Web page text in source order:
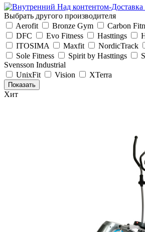
Выбрать другого производителя
Aerofit
Bronze Gym Carbon
DFC
Evo Fitness Hasttings
ITOSIMA
Maxfit NordicTrack
Sole Fitness
Spirit by Hasttings
Svensson Industrial
UnixFit
Vision XTerra
Хит